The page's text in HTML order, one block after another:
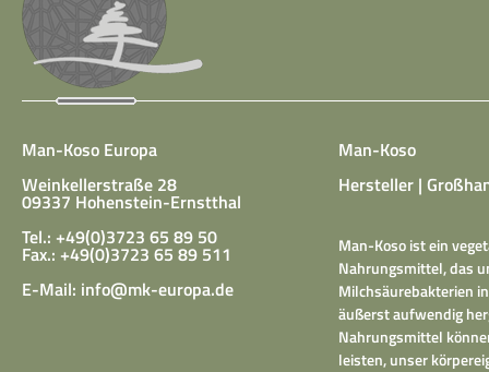
Man-Koso Europa
Weinkellerstraße 28
09337 Hohenstein-Ernstthal
Tel.: +49(0)3723 65 89 50
Fax.: +49(0)3723 65 89 511
E-Mail: info@mk-europa.de
Man-Koso
Hersteller |
Man-Koso ist ein
Nahrungsmittel, das
Milchsäurebakterien
äußerst aufwendig
Nahrungsmittel
leisten, unser